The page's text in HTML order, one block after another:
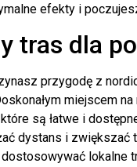
efekty i
tras dla
przygodę z
miejscem
są łatwe i
dystans i zwiększać
dostosowywać